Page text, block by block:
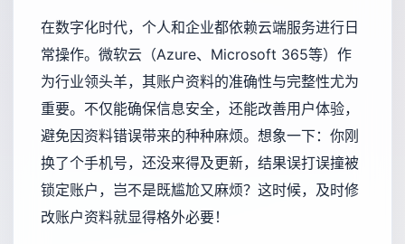
在数字化时代，个人和企业都依赖云端服务进行日
常操作。微软云（Azure、Microsoft 365等）作
为行业领头羊，其账户资料的准确性与完整性尤为
重要。不仅能确保信息安全，还能改善用户体验，
避免因资料错误带来的种种麻烦。想象一下：你刚
换了个手机号，还没来得及更新，结果误打误撞被
锁定账户，岂不是既尴尬又麻烦？这时候，及时修
改账户资料就显得格外必要！